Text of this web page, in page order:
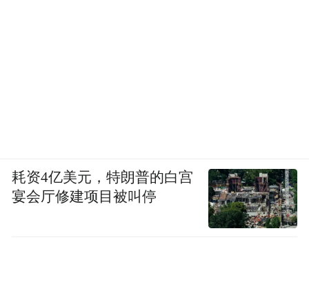
耗资4亿美元，特朗普的白宫
宴会厅修建项目被叫停